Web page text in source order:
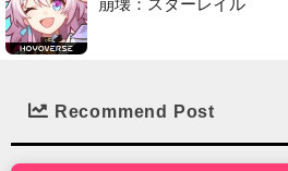
崩壊：スターレイル
Recommend Post